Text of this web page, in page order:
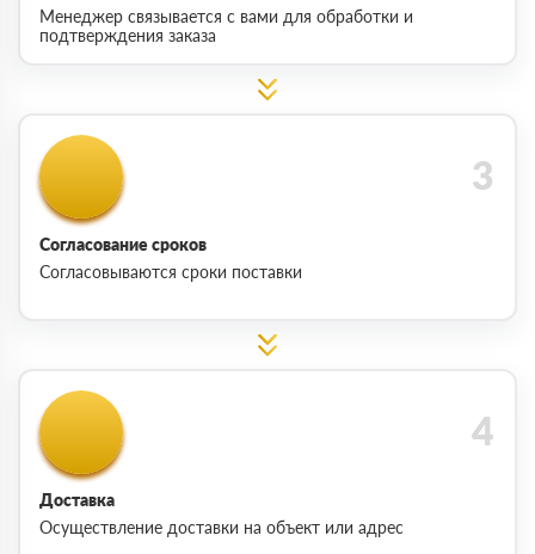
Менеджер связывается с вами для обработки и
подтверждения заказа
Согласование сроков
Согласовываются сроки поставки
Доставка
Осуществление доставки на объект или адрес